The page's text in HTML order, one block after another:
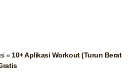
» 10+ Aplikasi Workout (Turun Berat